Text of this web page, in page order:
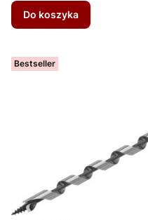
Do koszyka
Bestseller